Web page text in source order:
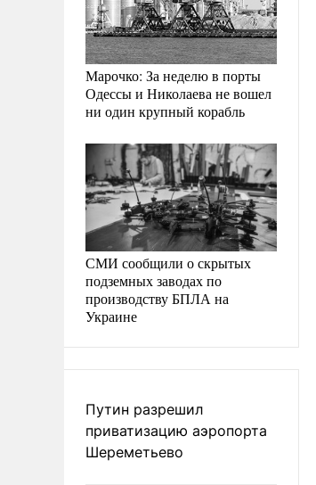
Марочко: За неделю в порты
Одессы и Николаева не вошел
ни один крупный корабль
СМИ сообщили о скрытых
подземных заводах по
производству БПЛА на
Украине
Путин разрешил
приватизацию аэропорта
Шереметьево